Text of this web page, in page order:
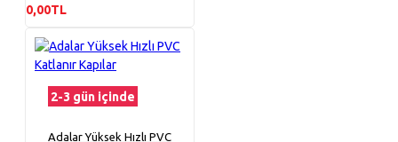
0,00TL
2-3 gün içinde
Adalar Yüksek Hızlı PVC